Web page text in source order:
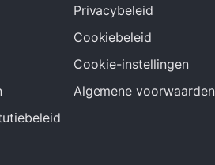
Privacybeleid
Cookiebeleid
Cookie-instellingen
Algemene voorwaarden